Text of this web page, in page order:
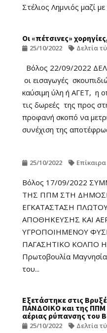
Στέλιος Λημνιός μαζί
Οι «πέτσινες»
25/10/2022 Δελτία
Βόλος 22/09/2022
οι εισαγωγές
καύσιμη ύλη ή ΑΓΕΤ, η
τις δωρεές της προς
προφανή σκοπό να
συνέχιση της
25/10/2022 Επίκαιρα
Βόλος 17/09/2022
ΤΗΣ ΠΠΜ ΣΤΗ
ΕΓΚΑΤΑΣΤΑΣΗ
ΑΠΟΘΗΚΕΥΣΗΣ ΚΑΙ
ΥΓΡΟΠΟΙΗΜΕΝΟΥ
ΠΑΓΑΣΗΤΙΚΟ ΚΟΛΠΟ Η
Πρωτοβουλία
του...
Εξετάστηκε στις
ΠΑΝΔΟΙΚΟ και της
αέριας ρύπανσης του
25/10/2022 Δελτία